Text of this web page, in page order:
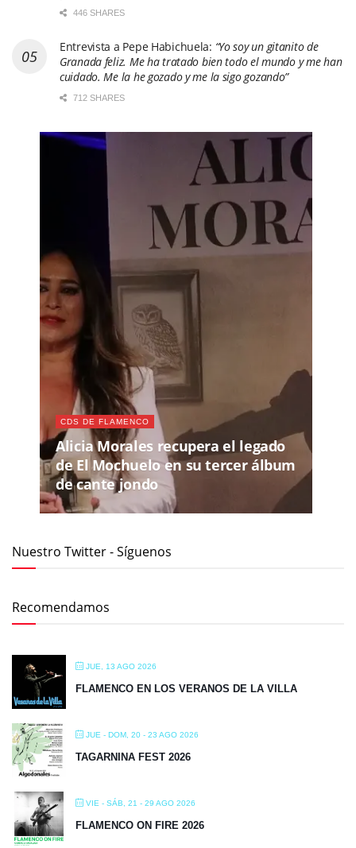
446 SHARES
Entrevista a Pepe Habichuela: “Yo soy un gitanito de
Granada feliz. Me ha tratado bien todo el mundo y me han
cuidado. Me la he gozado y me la sigo gozando”
712 SHARES
CDS DE FLAMENCO
Alicia Morales recupera el legado
de El Mochuelo en su tercer álbum
de cante jondo
Nuestro Twitter - Síguenos
Recomendamos
JUE, 13 AGO 2026
FLAMENCO EN LOS VERANOS DE LA VILLA
JUE - DOM, 20 - 23 AGO 2026
TAGARNINA FEST 2026
VIE - SÁB, 21 - 29 AGO 2026
FLAMENCO ON FIRE 2026